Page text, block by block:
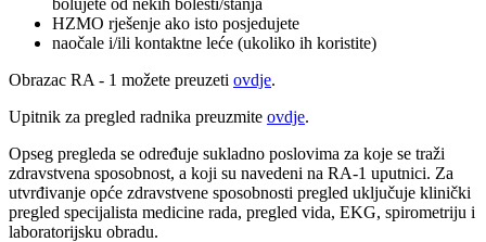
HZMO rješenje ako isto posjedujete
naočale i/ili kontaktne leće (ukoliko ih koristite)
Obrazac RA - 1 možete preuzeti ovdje.
Upitnik za pregled radnika preuzmite ovdje.
Opseg pregleda se određuje sukladno poslovima za koje se traži
zdravstvena sposobnost, a koji su navedeni na RA-1 uputnici. Za
utvrđivanje opće zdravstvene sposobnosti pregled uključuje klinički
pregled specijalista medicine rada, pregled vida, EKG, spirometriju i
laboratorijsku obradu.